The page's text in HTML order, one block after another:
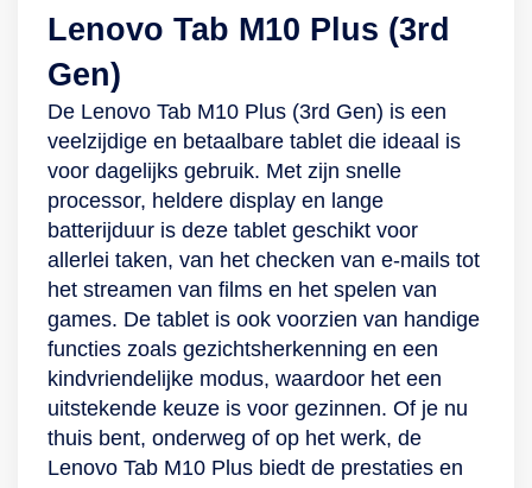
een dubbele camera
achterzijde en een
van 13 megapixel
aan de voorkant.
Hiermee leg jij
moeiteloos elke foto
haarscherp vast. Of
jij nu de mooiste
selfies wilt maken of
de meest
indrukwekkende
video’s wilt
vastleggen: met
deze tablet is het
stofbestendig is.
jouw tabletervaring
nog completer door
jouw eigen Galaxy-
ecosysteem te
creëren. Als je
namelijk andere
Samsung-devices in
huis hebt, kun je
deze verbinden met
de Tab S9 FE.
Verbind hem met
jouw Windows-pc of
-laptop en gebruik
gebruik van.
Verder is de Tab
M10 Plus met wifi-
en
bluetoothverbinding
zeer geschikt voor
het afspelen van en
het luisteren naar
muziek. Het
apparaat bevat
namelijk zowel een
ingebouwde
luidspreker als een
ingang voor een
display met
beelden. De 90Hz-
beeldverversingssnelheid
zorgt voor vloeiende
overgangen tussen
beelden en een
soepele
scrolervaring. En
iets waar je zeker
oren naar hebt, zijn
de ingebouwde
speakers die Dolby
Atmos-technologie
ondersteunen. Zo
Lenovo Tab M10 Plus (3rd
Gen)
De Lenovo Tab M10 Plus (3rd Gen) is een
veelzijdige en betaalbare tablet die ideaal is
voor dagelijks gebruik. Met zijn snelle
processor, heldere display en lange
batterijduur is deze tablet geschikt voor
allerlei taken, van het checken van e-mails tot
het streamen van films en het spelen van
games. De tablet is ook voorzien van handige
functies zoals gezichtsherkenning en een
kindvriendelijke modus, waardoor het een
uitstekende keuze is voor gezinnen. Of je nu
thuis bent, onderweg of op het werk, de
Lenovo Tab M10 Plus biedt de prestaties en